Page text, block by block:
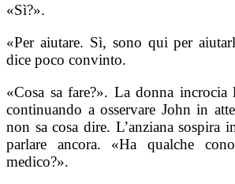
«Sì?».
«Per aiutare. Sì, sono qui per
dice poco convinto.
«Cosa sa fare?». La donna incrocia
continuando a osservare John in
non sa cosa dire. L’anziana sospira
parlare ancora. «Ha qualche
medico?».